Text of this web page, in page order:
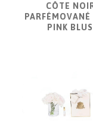
SVIEČKY
kvety
Sviečky
CÔTE
PINK